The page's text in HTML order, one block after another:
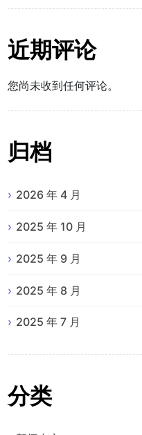
近期评论
您尚未收到任何评论。
归档
2026 年 4 月
2025 年 10 月
2025 年 9 月
2025 年 8 月
2025 年 7 月
分类